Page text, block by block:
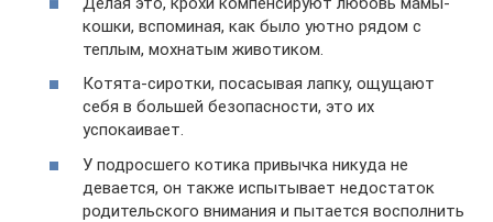
кошки, вспоминая, как было уютно рядом с
теплым, мохнатым животиком.
Котята-сиротки, посасывая лапку, ощущают
себя в большей безопасности, это их
успокаивает.
У подросшего котика привычка никуда не
девается, он также испытывает недостаток
родительского внимания и пытается восполнить